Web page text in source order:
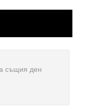
същия ден